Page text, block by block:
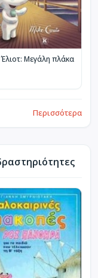
Μεγάλη πλάκα
Περισσότερα